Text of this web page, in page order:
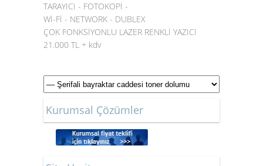
TARAYICI - FOTOKOPİ -
Wİ-Fİ - NETWORK - DUBLEX
ÇOK FONKSİYONLU LAZER RENKLİ YAZICI
21.000 TL + kdv
Kurumsal Çözümler